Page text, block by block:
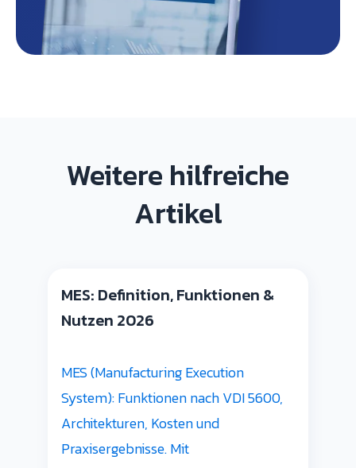
Weitere hilfreiche
Artikel
MES: Definition, Funktionen &
Nutzen 2026
MES (Manufacturing Execution
System): Funktionen nach VDI 5600,
Architekturen, Kosten und
Praxisergebnisse. Mit